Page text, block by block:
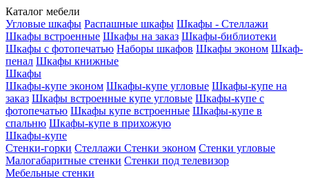
Каталог мебели
Угловые шкафы Распашные шкафы Шкафы - Стеллажи
Шкафы встроенные Шкафы на заказ Шкафы-библиотеки
Шкафы с фотопечатью Наборы шкафов Шкафы эконом Шкаф-
пенал Шкафы книжные
Шкафы
Шкафы-купе эконом Шкафы-купе угловые Шкафы-купе на
заказ Шкафы встроенные купе угловые Шкафы-купе с
фотопечатью Шкафы купе встроенные Шкафы-купе в
спальню Шкафы-купе в прихожую
Шкафы-купе
Стенки-горки Стеллажи Стенки эконом Стенки угловые
Малогабаритные стенки Стенки под телевизор
Мебельные стенки